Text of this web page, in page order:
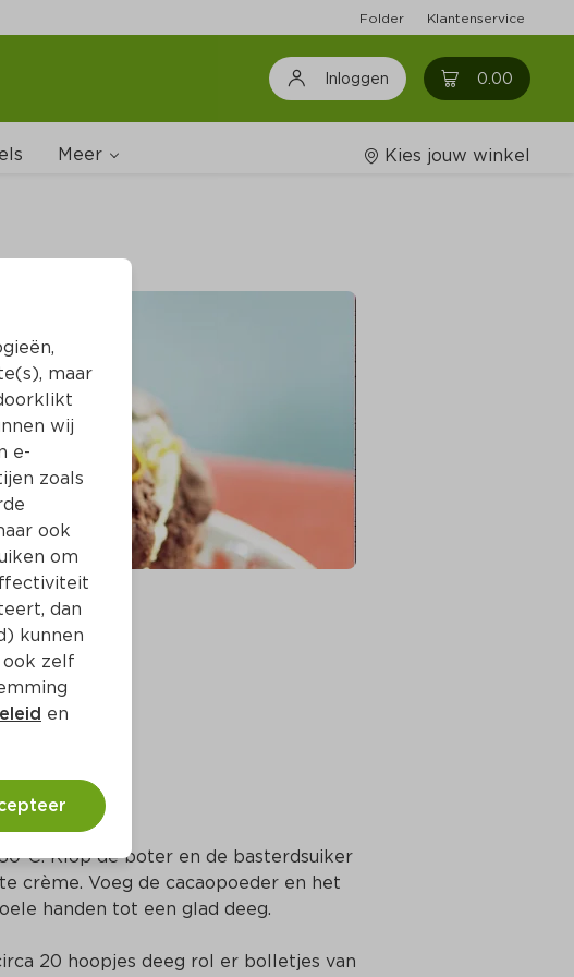
Folder Klantenservice
Inloggen 0.00 0
Meer
Wijnshop
Kies jouw winkel
Klop de boter en de basterdsuiker
crème. Voeg de cacaopoeder en het
handen tot een glad deeg.
20 hoopjes deeg rol er bolletjes van
maar
wij
e-
zoals
ook
om
dan
kunnen
ook zelf
en